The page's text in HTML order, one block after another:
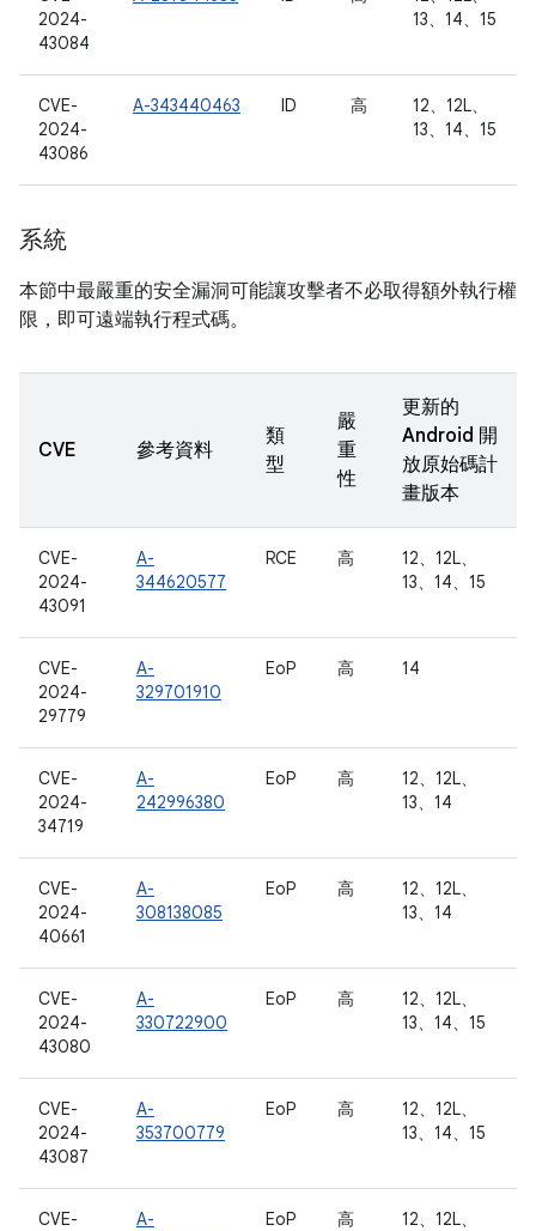
2024-
43084
13、14、15
CVE-
2024-
43086
A-343440463 ID 高
12、12L、
13、14、15
系統
本節中最嚴重的安全漏洞可能讓攻擊者不必取得額外執行權
限，即可遠端執行程式碼。
CVE 參考資料
類
型
嚴
重
性
更新的
Android 開
放原始碼計
畫版本
CVE-
2024-
43091
A-
344620577
RCE 高
12、12L、
13、14、15
CVE-
2024-
29779
A-
329701910
EoP 高 14
CVE-
2024-
34719
A-
242996380
EoP 高
12、12L、
13、14
CVE-
2024-
40661
A-
308138085
EoP 高
12、12L、
13、14
CVE-
2024-
43080
A-
330722900
EoP 高
12、12L、
13、14、15
CVE-
2024-
43087
A-
353700779
EoP 高
12、12L、
13、14、15
CVE-
A-
EoP 高
12、12L、